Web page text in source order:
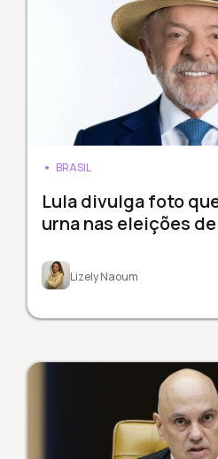
BRASIL
Lula divulga foto
urna nas eleições
Lizely Naoum